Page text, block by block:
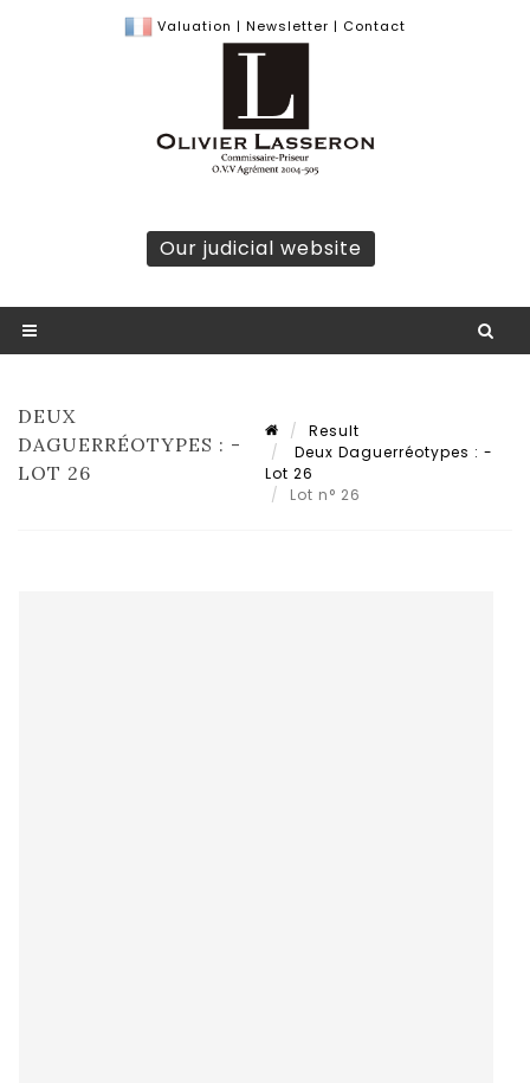
Valuation | Newsletter | Contact
Our judicial website
DEUX
DAGUERRÉOTYPES : -
LOT 26
Result
Deux Daguerréotypes : -
Lot 26
Lot n° 26